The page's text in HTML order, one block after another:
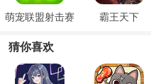
萌宠联盟射击赛 霸王天下
猜你喜欢